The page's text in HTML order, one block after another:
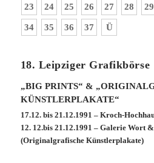
23 24 25 26 27 28 29
34 35 36 37 Ü
18. Leipziger Grafikbörse
„BIG PRINTS“ &
KÜNSTLERPLAKATE“
17.12. bis 21.12.1991 – Kroch-
12. 12.bis 21.12.1991 – Galerie Wort
(Originalgrafische Künstlerplakate)